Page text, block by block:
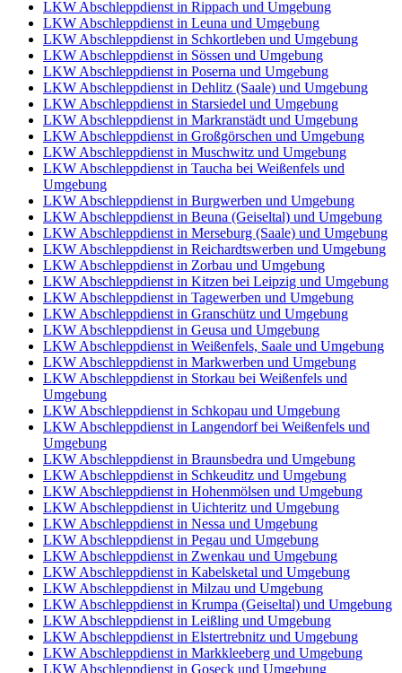
LKW Abschleppdienst in Rippach und Umgebung
LKW Abschleppdienst in Leuna und Umgebung
LKW Abschleppdienst in Schkortleben und Umgebung
LKW Abschleppdienst in Sössen und Umgebung
LKW Abschleppdienst in Poserna und Umgebung
LKW Abschleppdienst in Dehlitz (Saale) und Umgebung
LKW Abschleppdienst in Starsiedel und Umgebung
LKW Abschleppdienst in Markranstädt und Umgebung
LKW Abschleppdienst in Großgörschen und Umgebung
LKW Abschleppdienst in Muschwitz und Umgebung
LKW Abschleppdienst in Taucha bei Weißenfels und
Umgebung
LKW Abschleppdienst in Burgwerben und Umgebung
LKW Abschleppdienst in Beuna (Geiseltal) und Umgebung
LKW Abschleppdienst in Merseburg (Saale) und Umgebung
LKW Abschleppdienst in Reichardtswerben und Umgebung
LKW Abschleppdienst in Zorbau und Umgebung
LKW Abschleppdienst in Kitzen bei Leipzig und Umgebung
LKW Abschleppdienst in Tagewerben und Umgebung
LKW Abschleppdienst in Granschütz und Umgebung
LKW Abschleppdienst in Geusa und Umgebung
LKW Abschleppdienst in Weißenfels, Saale und Umgebung
LKW Abschleppdienst in Markwerben und Umgebung
LKW Abschleppdienst in Storkau bei Weißenfels und
Umgebung
LKW Abschleppdienst in Schkopau und Umgebung
LKW Abschleppdienst in Langendorf bei Weißenfels und
Umgebung
LKW Abschleppdienst in Braunsbedra und Umgebung
LKW Abschleppdienst in Schkeuditz und Umgebung
LKW Abschleppdienst in Hohenmölsen und Umgebung
LKW Abschleppdienst in Uichteritz und Umgebung
LKW Abschleppdienst in Nessa und Umgebung
LKW Abschleppdienst in Pegau und Umgebung
LKW Abschleppdienst in Zwenkau und Umgebung
LKW Abschleppdienst in Kabelsketal und Umgebung
LKW Abschleppdienst in Milzau und Umgebung
LKW Abschleppdienst in Krumpa (Geiseltal) und Umgebung
LKW Abschleppdienst in Leißling und Umgebung
LKW Abschleppdienst in Elstertrebnitz und Umgebung
LKW Abschleppdienst in Markkleeberg und Umgebung
LKW Abschleppdienst in Goseck und Umgebung